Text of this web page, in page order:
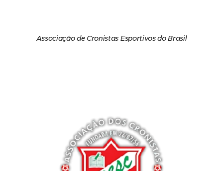
Associação de Cronistas Esportivos do Brasil